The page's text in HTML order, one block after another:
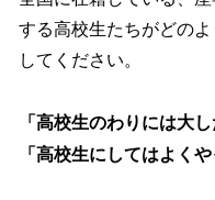
する高校生たちがどの
してください。
「高校生のわりには大し
「高校生にしてはよくや